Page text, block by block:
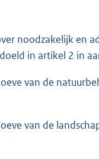
noodzakelijk en
in artikel 2 in
van de
van de